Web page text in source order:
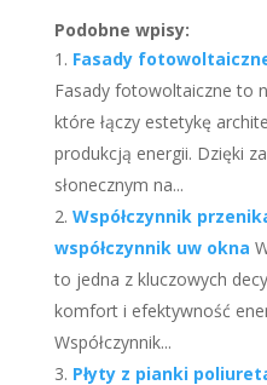
Podobne wpisy:
Fasady
Fasady fotowoltaiczne to
które łączy estetykę
produkcją energii. Dzięki
słonecznym na...
Współczynnik
współczynnik uw okna
to jedna z kluczowych
komfort i efektywność
Współczynnik...
Płyty z pianki